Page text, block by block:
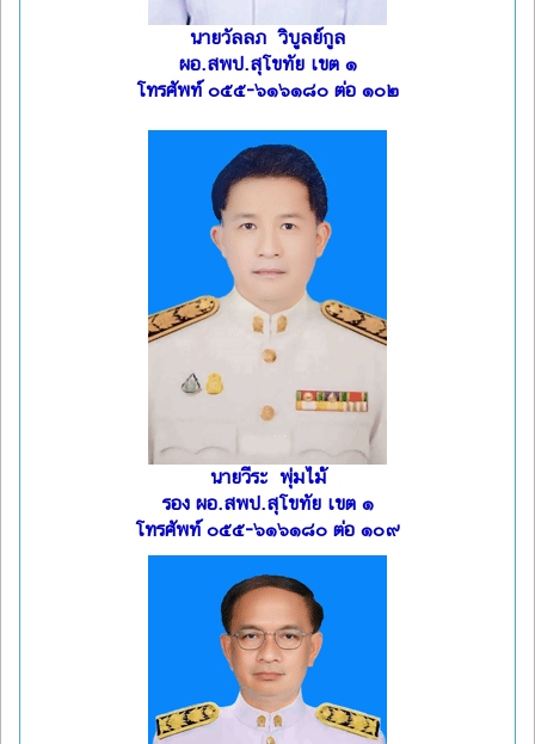
นายวัลลภ วิบูลย์กูล
ผอ.สพป.สุโขทัย เขต ๑
โทรศัพท์ ๐๕๕-๖๑๖๑๘๐ ต่อ ๑๐๒
นายวีระ พุ่มไม้
รอง ผอ.สพป.สุโขทัย เขต ๑
โทรศัพท์ ๐๕๕-๖๑๖๑๘๐ ต่อ ๑๐๙